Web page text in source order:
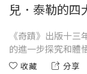
本書之所以獨一
學，特別與深層
注釋
態。我領著聽眾
何進入平靜的
不同於我以往所
是亞馬遜書店的
代》雜誌全世
印刷
兒．泰勒的四
靈，當個最棒
《奇蹟》出版十
的進一步探究和體
穎、而且實用，再
收藏 分享